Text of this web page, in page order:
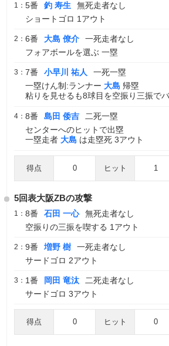
1： 5番 釣 寿生
無死走者なし
ショートゴロ 1アウト
2： 6番 大島 僚介
一死走者なし
フォアボールを選ぶ 一塁
3： 7番 小早川 祐人
一死一塁
一塁けん制:ランナー 大島 帰塁
粘りを見せるも8球目を空振り三振で
4： 8番 島田 倭吉
二死一塁
センターへのヒットで出塁
一塁走者 大島 は走塁死 3アウト
得点 0 ヒット 1
5回表大阪ZBの攻撃
1： 8番 石田 一心
無死走者なし
空振りの三振を喫する 1アウト
2： 9番 増野 樹
一死走者なし
サードゴロ 2アウト
3： 1番 岡田 竜汰
二死走者なし
サードゴロ 3アウト
得点 0 ヒット 0